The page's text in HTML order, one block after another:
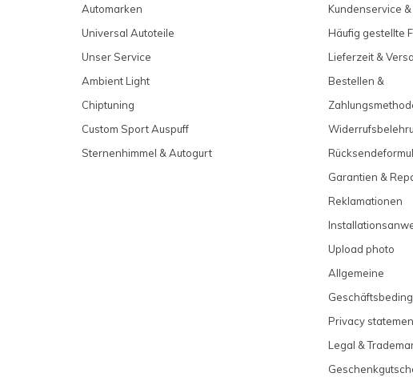
Automarken
Universal Autoteile
Unser Service
Ambient Light
Chiptuning
Custom Sport Auspuff
Sternenhimmel & Autogurt
Kundenservice
Häufig gestellte
Lieferzeit &
Bestellen &
Garantien &
Reklamationen
Upload photo
Allgemeine
Privacy
Legal &